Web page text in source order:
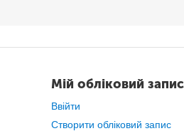
Парктронік
Мій обліковий запис
Ввійти
Створити обліковий запис